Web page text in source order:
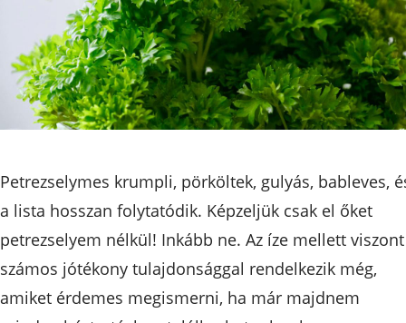
Petrezselymes krumpli, pörköltek, gulyás, bableves,
a lista hosszan folytatódik. Képzeljük csak el őket
petrezselyem nélkül! Inkább ne. Az íze mellett viszont
számos jótékony tulajdonsággal rendelkezik még,
amiket érdemes megismerni, ha már majdnem